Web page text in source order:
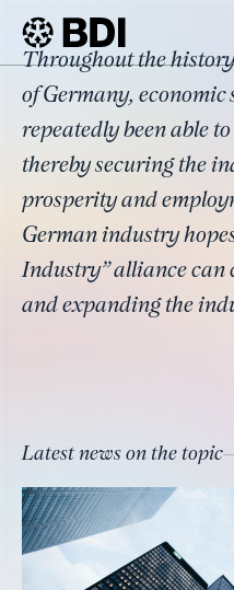
BDI Topics
Topic
Alliance for the
Throughout the
of Germany, economic
repeatedly been able
thereby securing the
prosperity and
German industry
Industry” alliance can
and expanding the
Latest news on the topic